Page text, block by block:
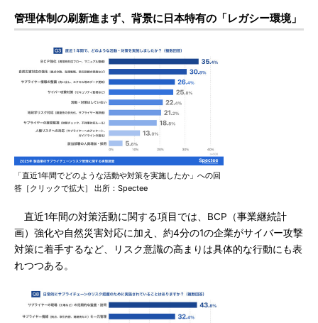
管理体制の刷新進まず、背景に日本特有の「レガシー環境」
「直近1年間でどのような活動や対策を実施したか」への回
答［クリックで拡大］ 出所：Spectee
直近1年間の対策活動に関する項目では、BCP（事業継続計
画）強化や自然災害対応に加え、約4分の1の企業がサイバー攻撃
対策に着手するなど、リスク意識の高まりは具体的な行動にも表
れつつある。